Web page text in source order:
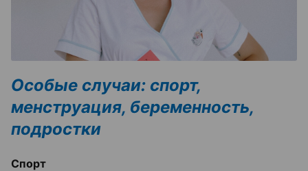
Особые случаи: спорт,
менструация, беременность,
подростки
Спорт